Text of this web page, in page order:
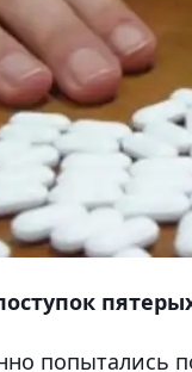
попытались